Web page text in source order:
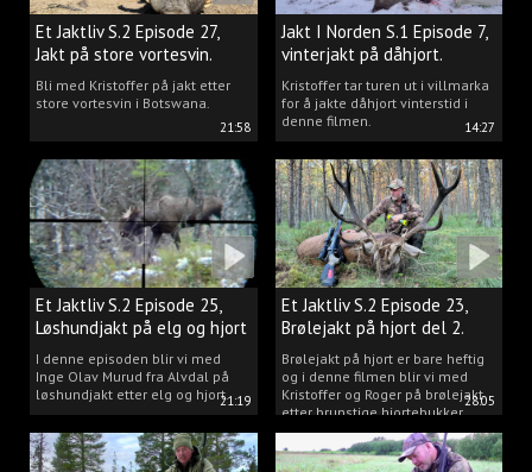
21:58
Et Jaktliv S.2 Episode 27,
Jakt på store vortesvin.
Bli med Kristoffer på jakt etter
store vortesvin i Botswana.
14:27
Jakt I Norden S.1 Episode 7,
vinterjakt på dåhjort.
Kristoffer tar turen ut i villmarka
for å jakte dåhjort vinterstid i
denne filmen.
21:19
Et Jaktliv S.2 Episode 25,
Løshundjakt på elg og hjort
i Norge.
I denne episoden blir vi med
Inge Olav Murud fra Alvdal på
løshundjakt etter elg og hjort.
28:05
Et Jaktliv S.2 Episode 23,
Brølejakt på hjort del 2.
Brølejakt på hjort er bare heftig
og i denne filmen blir vi med
Kristoffer og Roger på brølejakt
etter brunstige hjortebukker.